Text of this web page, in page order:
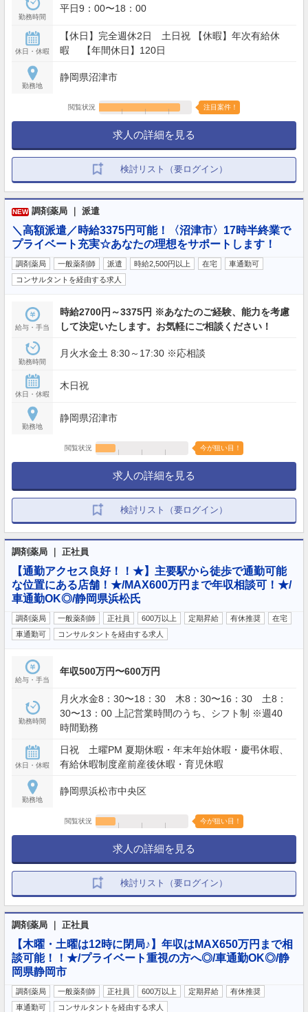
勤務時間
平日9：00〜18：00
休日・休暇
【休日】完全週休2日 土日祝 【休暇】年次有給休
暇 【年間休日】120日
勤務地
静岡県沼津市
閲覧状況 注目案件！
求人の詳細を見る
検討リスト（要ログイン）
NEW 調剤薬局 ｜ 派遣
＼高額派遣／時給3375円可能！〈沼津市〉17時半終業で
プライベート充実☆あなたの理想をサポートします！
調剤薬局 一般薬剤師 派遣 時給2,500円以上 在宅
車通勤可
コンサルタントを経由する求人
給与・手当
時給2700円～3375円 ※あなたのご経験、能力を考慮
して決定いたします。お気軽にご相談ください！
勤務時間
月火水金土 8:30～17:30 ※応相談
休日・休暇
木日祝
勤務地
静岡県沼津市
閲覧状況 今が狙い目！
求人の詳細を見る
検討リスト（要ログイン）
調剤薬局 ｜ 正社員
【通勤アクセス良好！！★】主要駅から徒歩で通勤可能
な位置にある店舗！★/MAX600万円まで年収相談可！★/
車通勤OK◎/静岡県浜松氏
調剤薬局 一般薬剤師 正社員 600万以上 定期昇給 有休推奨
在宅
車通勤可
コンサルタントを経由する求人
給与・手当
年収500万円〜600万円
勤務時間
月火水金8：30〜18：30 木8：30〜16：30 土8：
30〜13：00 上記営業時間のうち、シフト制 ※週40
時間勤務
休日・休暇
日祝 土曜PM 夏期休暇・年末年始休暇・慶弔休暇、
有給休暇制度産前産後休暇・育児休暇
勤務地
静岡県浜松市中央区
閲覧状況 今が狙い目！
求人の詳細を見る
検討リスト（要ログイン）
調剤薬局 ｜ 正社員
【木曜・土曜は12時に閉局♪】年収はMAX650万円まで相
談可能！！★/プライベート重視の方へ◎/車通勤OK◎/静
岡県静岡市
調剤薬局 一般薬剤師 正社員 600万以上 定期昇給
有休推奨
車通勤可
コンサルタントを経由する求人